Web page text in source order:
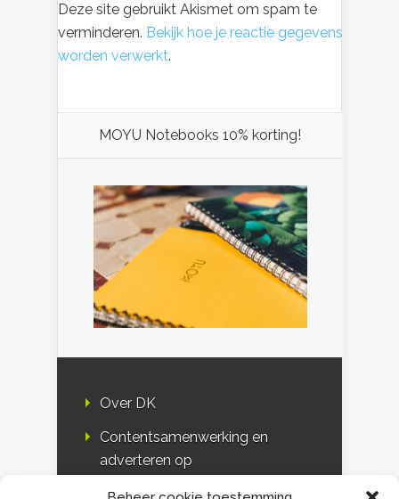
Deze site gebruikt Akismet om spam te
verminderen. Bekijk hoe je reactie gegevens
worden verwerkt.
MOYU Notebooks 10% korting!
Over DK
Contentsamenwerking en
adverteren op